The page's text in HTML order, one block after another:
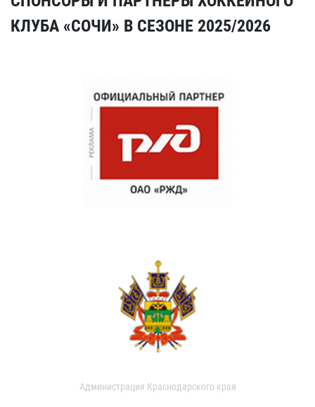
КЛУБА «СОЧИ» В СЕЗОНЕ 2025/2026
Администрация Краснодарского края